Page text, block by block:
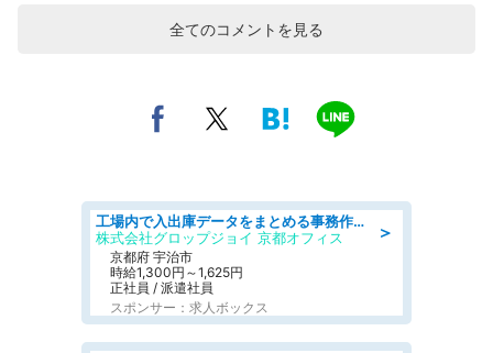
全てのコメントを見る
＞
工場内で入出庫データをまとめる事務作業/車通勤OK/交通費支給/食堂あり
株式会社グロップジョイ 京都オフィス
京都府 宇治市
時給1,300円～1,625円
正社員 / 派遣社員
スポンサー：求人ボックス